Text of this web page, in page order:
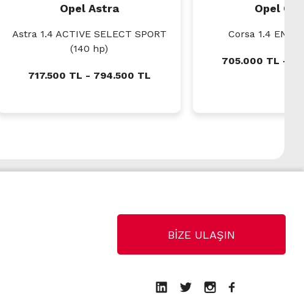
Opel Astra
Astra 1.4 ACTIVE SELECT SPORT
(140 hp)
717.500 TL - 794.500 TL
Opel
Corsa 1.4
705.000 TL -
BİZE ULAŞIN